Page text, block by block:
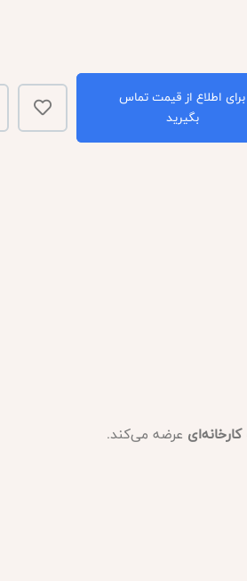
برای اطلاع از قیمت تماس
بگیرید
عرضه می‌کند.